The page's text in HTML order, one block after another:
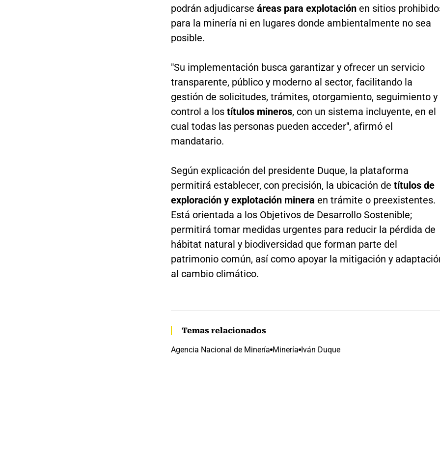
podrán adjudicarse áreas para explotaciónen sitios
para la minería ni en lugares donde ambientalmente no sea
posible.
"Su implementación busca garantizar y ofrecer un servicio
transparente, público y moderno al sector, facilitando la
gestión de solicitudes, trámites, otorgamiento, seguimiento y
control a los títulos mineros, con un sistema incluyente, en el
cual todas las personas pueden acceder", afirmó el
mandatario.
Según explicación del presidente Duque, la plataforma
permitirá establecer, con precisión, la ubicación de títulos de
exploración y explotación minera en trámite o preexistentes.
Está orientada a los Objetivos de Desarrollo Sostenible;
permitirá tomar medidas urgentes para reducir la pérdida de
hábitat natural y biodiversidad que forman parte del
patrimonio común, así como apoyar la mitigación y
al cambio climático.
Temas relacionados
Agencia Nacional de Minería Minería Iván Duque